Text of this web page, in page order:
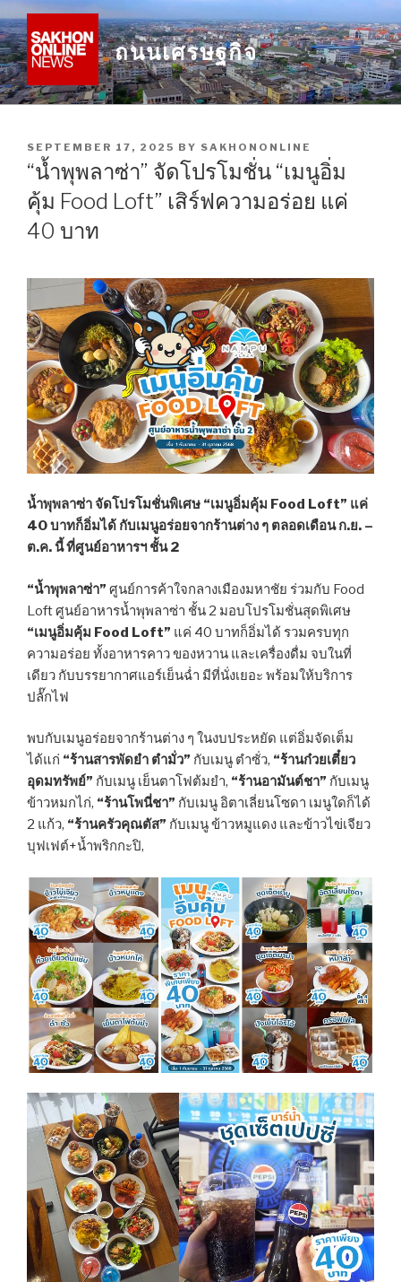
to
content
ถนนเศรษฐกิจ
POSTED
ON
SEPTEMBER 17, 2025 BY SAKHONONLINE
“น้ำพุพลาซ่า” จัดโปรโมชั่น “เมนูอิ่ม
คุ้ม Food Loft” เสิร์ฟความอร่อย แค่
40 บาท
น้ำพุพลาซ่า จัดโปรโมชั่นพิเศษ “เมนูอิ่มคุ้ม Food Loft” แค่
40 บาทก็อิ่มได้ กับเมนูอร่อยจากร้านต่าง ๆ ตลอดเดือน ก.ย. –
ต.ค. นี้ ที่ศูนย์อาหารฯ ชั้น 2
“น้ำพุพลาซ่า” ศูนย์การค้าใจกลางเมืองมหาชัย ร่วมกับ Food
Loft ศูนย์อาหารน้ำพุพลาซ่า ชั้น 2 มอบโปรโมชั่นสุดพิเศษ
“เมนูอิ่มคุ้ม Food Loft” แค่ 40 บาทก็อิ่มได้ รวมครบทุก
ความอร่อย ทั้งอาหารคาว ของหวาน และเครื่องดื่ม จบในที่
เดียว กับบรรยากาศแอร์เย็นฉ่ำ มีที่นั่งเยอะ พร้อมให้บริการ
ปลั๊กไฟ
พบกับเมนูอร่อยจากร้านต่าง ๆ ในงบประหยัด แต่อิ่มจัดเต็ม
ได้แก่ “ร้านสารพัดยำ ตำมั่ว” กับเมนู ตำซั่ว, “ร้านก๋วยเตี๋ยว
อุดมทรัพย์” กับเมนู เย็นตาโฟต้มยำ, “ร้านอามันต์ชา” กับเมนู
ข้าวหมกไก่, “ร้านโพนี่ชา” กับเมนู อิตาเลี่ยนโซดา เมนูใดก็ได้
2 แก้ว, “ร้านครัวคุณตัส” กับเมนู ข้าวหมูแดง และข้าวไข่เจียว
บุฟเฟต์+น้ำพริกกะปิ,